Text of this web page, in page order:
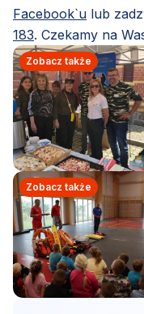
Facebook`u lub
183. Czekamy na
Zobacz także
Zobacz także